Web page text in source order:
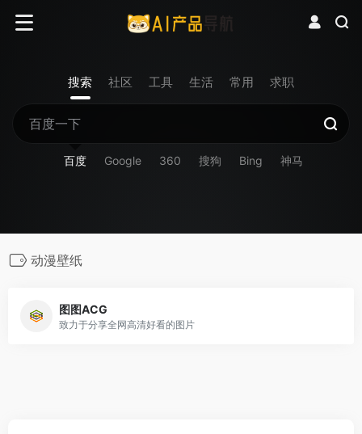
搜索 社区 工具 生活 常用 求职
百度 Google 360 搜狗 Bing 神马
动漫壁纸
图图ACG
致力于分享全网高清好看的图片